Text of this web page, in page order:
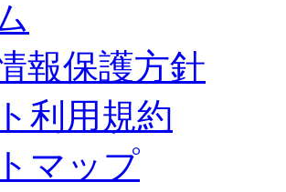
報保護方針
利用規約
マップ